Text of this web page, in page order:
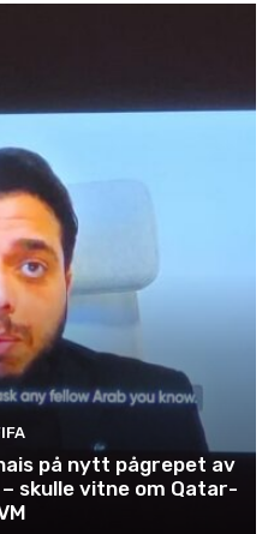
på nytt pågrepet av
skulle vitne om Qatar-